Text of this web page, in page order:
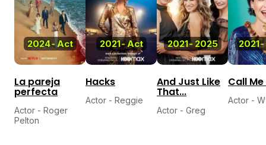
2024-Act
La pareja
perfecta
Actor - Roger
Pelton
2021-Act
Hacks
Actor - Reggie
2021-2025
And Just Like
That...
Actor - Greg
2021-
Call
Actor -